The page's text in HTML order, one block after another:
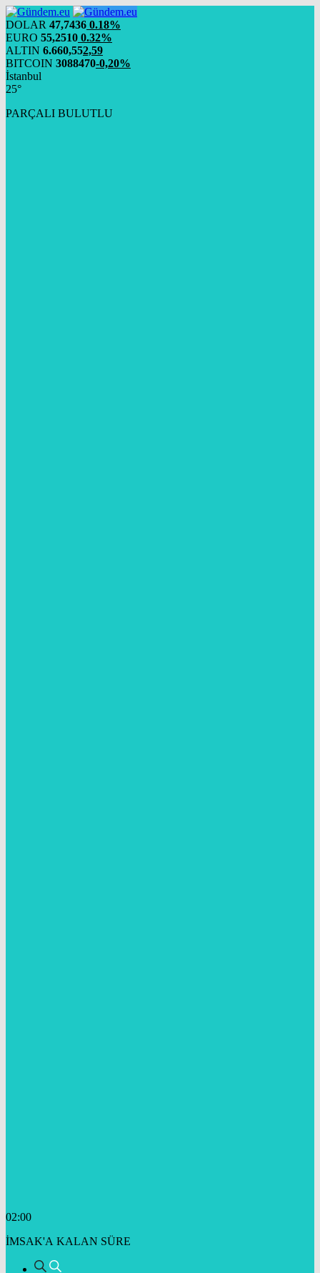
DOLAR 47,7436 0.18%
EURO 55,2510 0.32%
ALTIN 6.660,552,59
BITCOIN 3088470-0,20%
İstanbul
25°
PARÇALI BULUTLU
02:00
İMSAK'A KALAN SÜRE